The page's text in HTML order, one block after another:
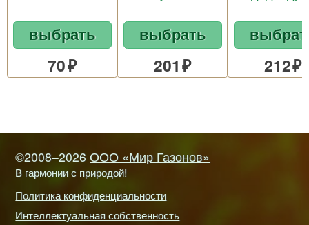
выбрать
70
выбрать
201 212
©2008–2026 ООО «Мир Газонов»
В гармонии с природой!
Политика конфиденциальности
Интеллектуальная собственность